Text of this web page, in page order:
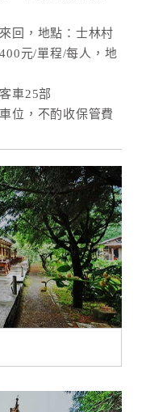
回，地點：士林村
元/單程/每人，地
車25部
位，不酌收保管費